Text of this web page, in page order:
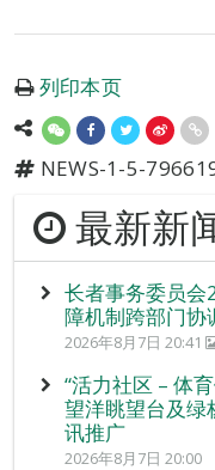
列印本页
NEWS-1-5-
最新新
长者事务委员会
障机制跨部门协
2026年8月7日 20:41
“活力社区 – 体
望洋眺望台及绿
讯推广
2026年8月7日 20:00